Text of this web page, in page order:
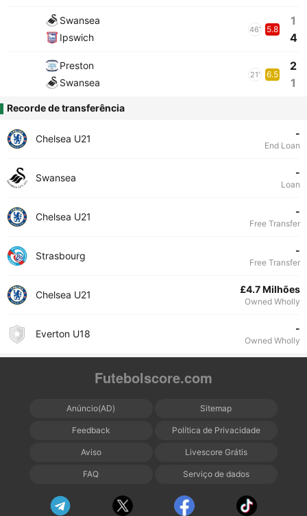
Swansea
Ipswich
46' 5.8
1
4
Preston
Swansea
21' 6.5
2
1
Recorde de transferência
Chelsea U21 -
End Loan
Swansea -
Loan
Chelsea U21 -
Free Transfer
Strasbourg -
Free Transfer
Chelsea U21 £4.7 Milhões
Owned Wholly
Everton U18 -
Owned Wholly
Futebolscore.com
Anúncio(AD) Sitemap
Feedback Política de Privacidade
Aviso Livescore Grátis
FAQ Serviço de dados